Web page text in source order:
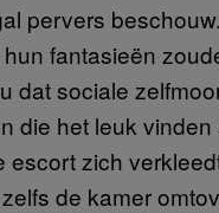
pervers
fantasieën
dat sociale
die het leuk vinden
escort zich
de kamer